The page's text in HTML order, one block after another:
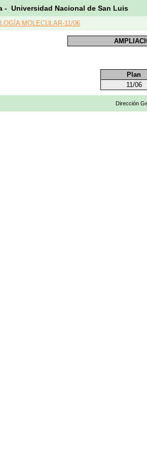
- Universidad Nacional de San Luis
MOLECULAR-11/06
Plan
11/06
Dirección